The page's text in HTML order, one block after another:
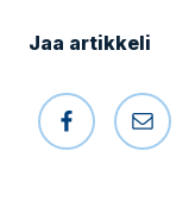
Jaa artikkeli
Jaa Jaa